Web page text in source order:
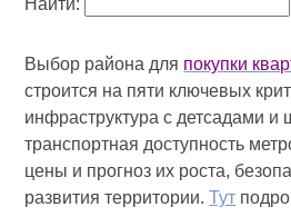
Найти:
Выбор района для покупки
строится на пяти ключевых
инфраструктура с детсадами и
транспортная доступность
цены и прогноз их роста,
развития территории.Тут